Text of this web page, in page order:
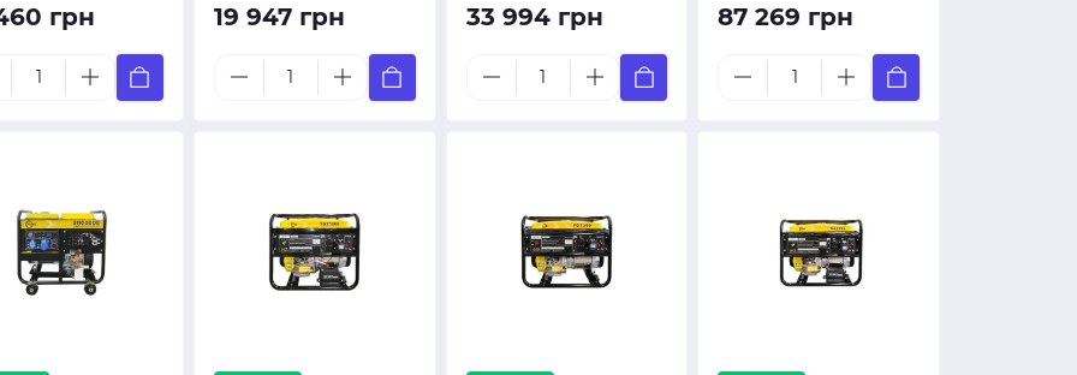
грн 19 947 грн 33 994 грн 87 269 грн